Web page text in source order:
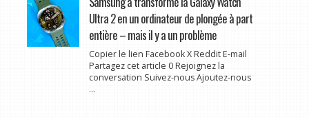
Ultra 2 en un ordinateur de plongée à part
entière – mais il y a un problème
Copier le lien Facebook X Reddit E-mail
Partagez cet article 0 Rejoignez la
conversation Suivez-nous Ajoutez-nous
...